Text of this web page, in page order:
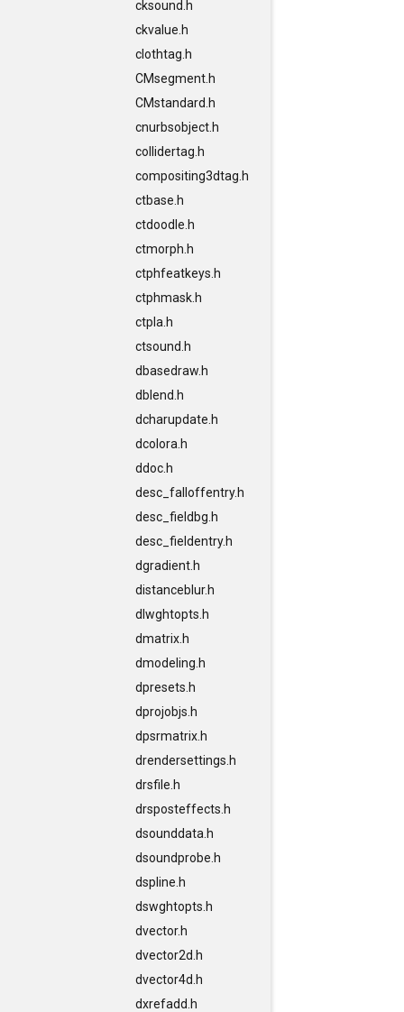
cksound.h
ckvalue.h
clothtag.h
CMsegment.h
CMstandard.h
cnurbsobject.h
collidertag.h
compositing3dtag.h
ctbase.h
ctdoodle.h
ctmorph.h
ctphfeatkeys.h
ctphmask.h
ctpla.h
ctsound.h
dbasedraw.h
dblend.h
dcharupdate.h
dcolora.h
ddoc.h
desc_falloffentry.h
desc_fieldbg.h
desc_fieldentry.h
dgradient.h
distanceblur.h
dlwghtopts.h
dmatrix.h
dmodeling.h
dpresets.h
dprojobjs.h
dpsrmatrix.h
drendersettings.h
drsfile.h
drsposteffects.h
dsounddata.h
dsoundprobe.h
dspline.h
dswghtopts.h
dvector.h
dvector2d.h
dvector4d.h
dxrefadd.h